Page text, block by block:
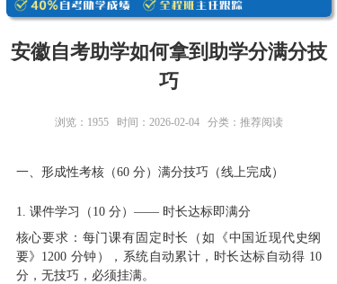
安徽自考助学如何拿到助学分满分技
巧
浏览： 1955 时间：2026-02-04 分类：推荐阅读
一、形成性考核（60 分）满分技巧（线上完成）
1. 课件学习（10 分）—— 时长达标即满分
核心要求：每门课有固定时长（如《中国近现代史纲
要》1200 分钟），系统自动累计，时长达标自动得 10
分，无技巧，必须挂满。